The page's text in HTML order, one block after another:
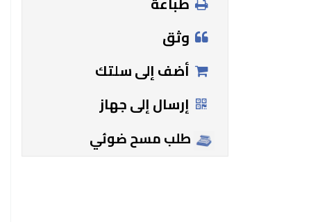
وثق
أضف إلى سلتك
إرسال إلى جهاز
طلب مسح ضوئي